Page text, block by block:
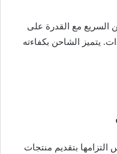
السريع مع القدرة على
يتميز الشاحن بكفاءته
بتقديم منتجات